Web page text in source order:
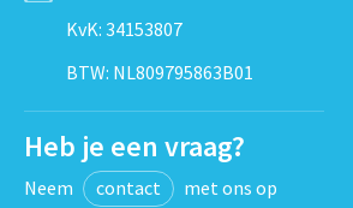
KvK: 34153807
BTW: NL809795863B01
Heb je een vraag?
Neem contact met ons op